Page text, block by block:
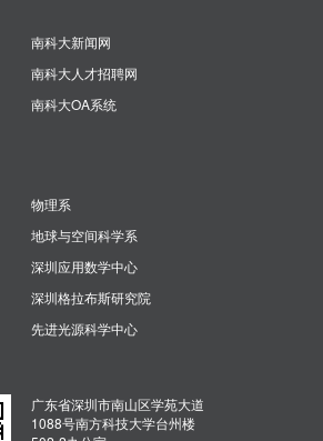
南科大新闻网
南科大人才招聘网
南科大OA系统
物理系
地球与空间科学系
深圳应用数学中心
深圳格拉布斯研究院
先进光源科学中心
广东省深圳市南山区学苑大道
1088号南方科技大学台州楼